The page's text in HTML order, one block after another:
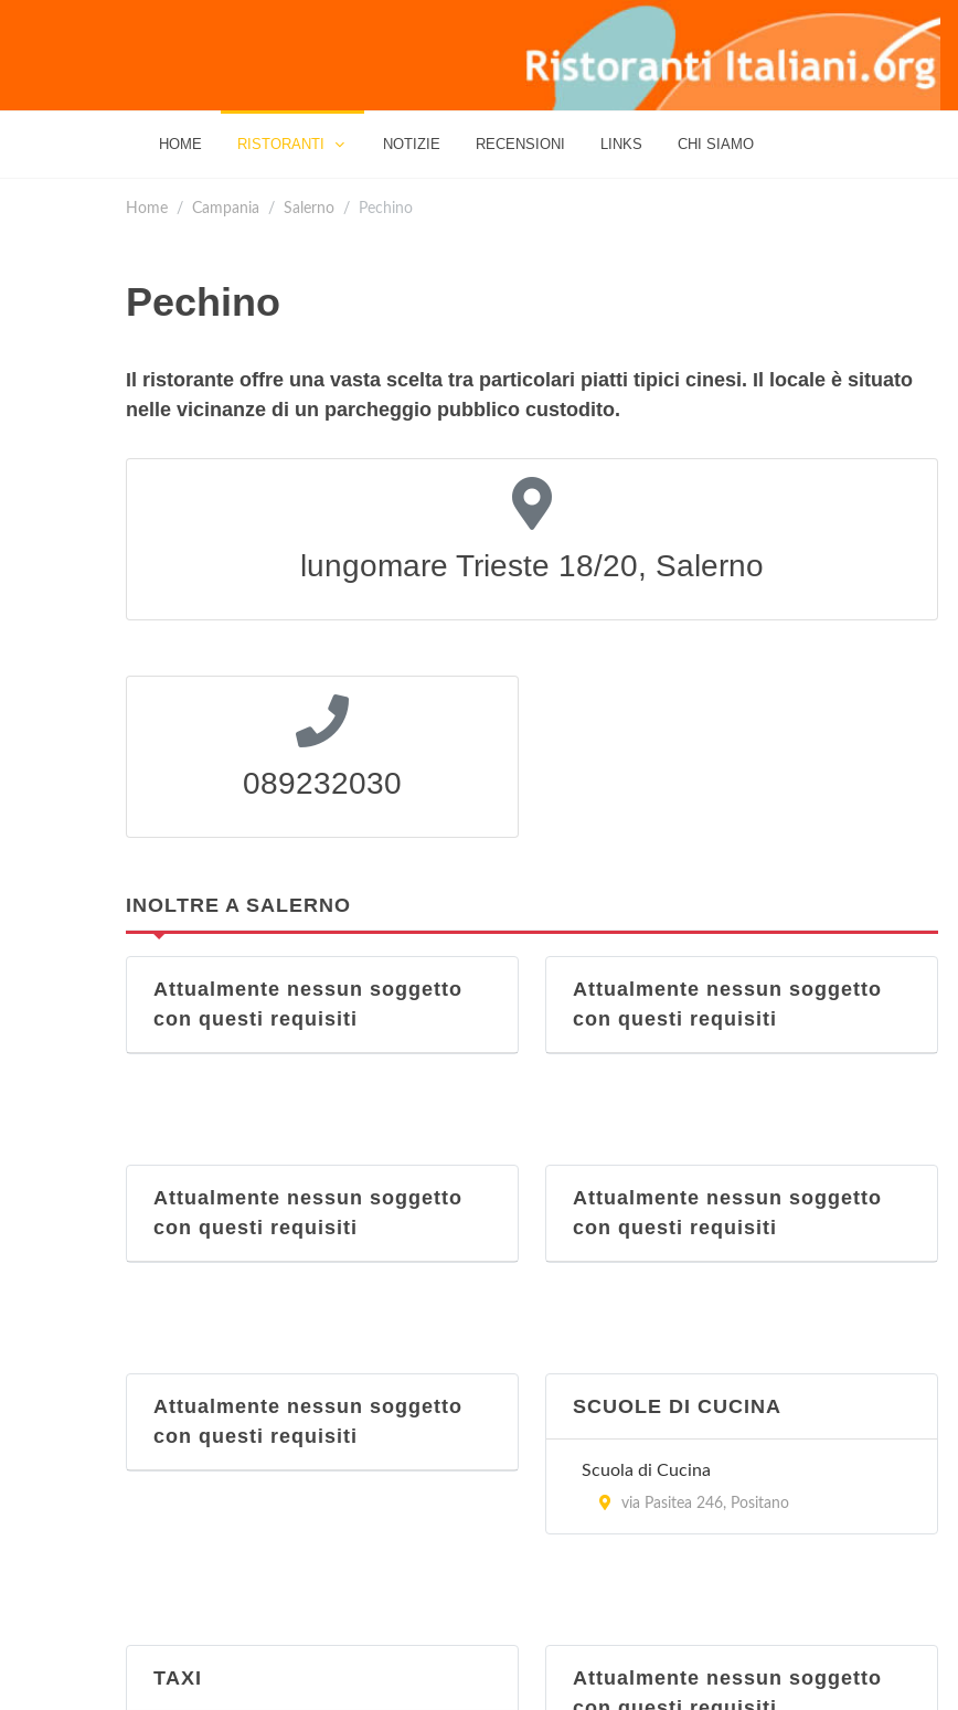
HOME RISTORANTI NOTIZIE RECENSIONI LINKS CHI SIAMO
Home Campania Salerno Pechino
Pechino
Il ristorante offre una vasta scelta tra particolari piatti tipici cinesi. Il locale è situato
nelle vicinanze di un parcheggio pubblico custodito.
lungomare Trieste 18/20, Salerno
089232030
INOLTRE A SALERNO
Attualmente nessun soggetto
con questi requisiti
Attualmente nessun soggetto
con questi requisiti
Attualmente nessun soggetto
con questi requisiti
Attualmente nessun soggetto
con questi requisiti
Attualmente nessun soggetto
con questi requisiti
SCUOLE DI CUCINA
Scuola di Cucina
via Pasitea 246, Positano
TAXI
Attualmente nessun soggetto